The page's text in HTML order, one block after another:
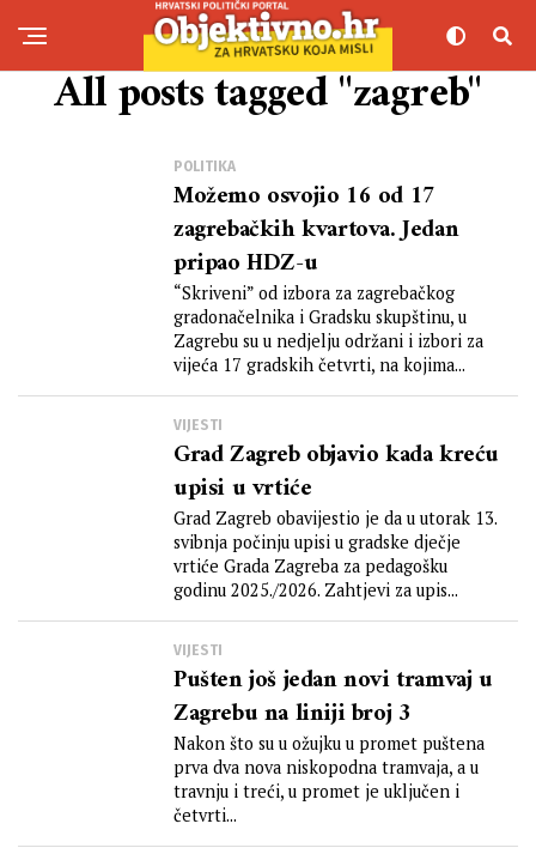
All posts tagged "zagreb"
POLITIKA
Možemo osvojio 16 od 17
zagrebačkih kvartova. Jedan
pripao HDZ-u
“Skriveni” od izbora za zagrebačkog
gradonačelnika i Gradsku skupštinu, u
Zagrebu su u nedjelju održani i izbori za
vijeća 17 gradskih četvrti, na kojima...
VIJESTI
Grad Zagreb objavio kada kreću
upisi u vrtiće
Grad Zagreb obavijestio je da u utorak 13.
svibnja počinju upisi u gradske dječje
vrtiće Grada Zagreba za pedagošku
godinu 2025./2026. Zahtjevi za upis...
VIJESTI
Pušten još jedan novi tramvaj u
Zagrebu na liniji broj 3
Nakon što su u ožujku u promet puštena
prva dva nova niskopodna tramvaja, a u
travnju i treći, u promet je uključen i
četvrti...